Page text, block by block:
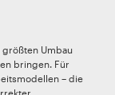
Umbau
bringen. Für
– die